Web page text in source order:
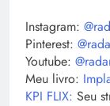
Instagram:
Pinterest:
Youtube:
Meu livro:
KPI FLIX: Seu